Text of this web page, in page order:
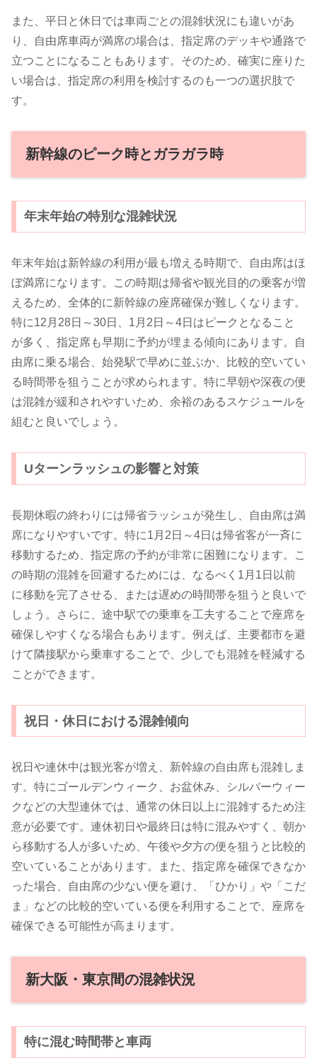
また、平日と休日では車両ごとの混雑状況にも違いがあ
り、自由席車両が満席の場合は、指定席のデッキや通路で
立つことになることもあります。そのため、確実に座りた
い場合は、指定席の利用を検討するのも一つの選択肢で
す。
新幹線のピーク時とガラガラ時
年末年始の特別な混雑状況
年末年始は新幹線の利用が最も増える時期で、自由席はほ
ぼ満席になります。この時期は帰省や観光目的の乗客が増
えるため、全体的に新幹線の座席確保が難しくなります。
特に12月28日～30日、1月2日～4日はピークとなること
が多く、指定席も早期に予約が埋まる傾向にあります。自
由席に乗る場合、始発駅で早めに並ぶか、比較的空いてい
る時間帯を狙うことが求められます。特に早朝や深夜の便
は混雑が緩和されやすいため、余裕のあるスケジュールを
組むと良いでしょう。
Uターンラッシュの影響と対策
長期休暇の終わりには帰省ラッシュが発生し、自由席は満
席になりやすいです。特に1月2日～4日は帰省客が一斉に
移動するため、指定席の予約が非常に困難になります。こ
の時期の混雑を回避するためには、なるべく1月1日以前
に移動を完了させる、または遅めの時間帯を狙うと良いで
しょう。さらに、途中駅での乗車を工夫することで座席を
確保しやすくなる場合もあります。例えば、主要都市を避
けて隣接駅から乗車することで、少しでも混雑を軽減する
ことができます。
祝日・休日における混雑傾向
祝日や連休中は観光客が増え、新幹線の自由席も混雑しま
す。特にゴールデンウィーク、お盆休み、シルバーウィー
クなどの大型連休では、通常の休日以上に混雑するため注
意が必要です。連休初日や最終日は特に混みやすく、朝か
ら移動する人が多いため、午後や夕方の便を狙うと比較的
空いていることがあります。また、指定席を確保できなか
った場合、自由席の少ない便を避け、「ひかり」や「こだ
ま」などの比較的空いている便を利用することで、座席を
確保できる可能性が高まります。
新大阪・東京間の混雑状況
特に混む時間帯と車両